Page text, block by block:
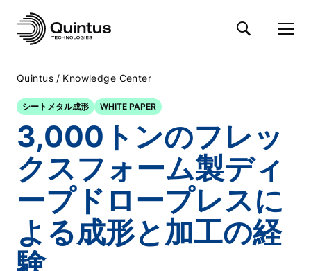
Quintus / Knowledge Center
シートメタル成形 WHITE PAPER
3,000トンのフレッ
クスフォーム製ディ
ープドロープレスに
よる成形と加工の経
験